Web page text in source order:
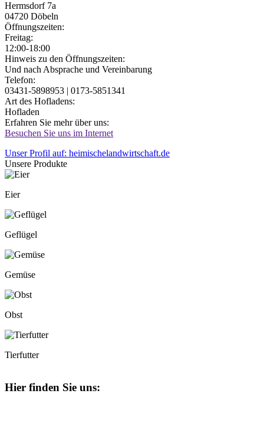
Hermsdorf 7a
04720 Döbeln
Öffnungszeiten:
Freitag:
12:00-18:00
Jetzt geöffnet!
Jetzt geschlossen!
Hinweis zu den Öffnungszeiten:
Und nach Absprache und Vereinbarung
Telefon:
03431-5898953 | 0173-5851341
Art des Hofladens:
Hofladen
Erfahren Sie mehr über uns:
Besuchen Sie uns im Internet
Unser Profil auf: heimischelandwirtschaft.de
Unsere Produkte
Eier
Geflügel
Gemüse
Obst
Tierfutter
Hier finden Sie uns: